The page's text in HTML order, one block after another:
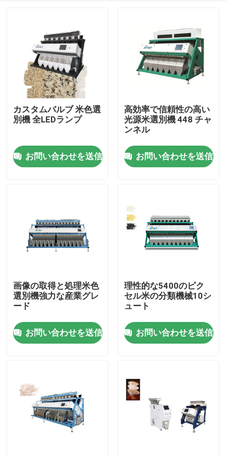
ホーム
接触
米色の選別機
穀物色の選別機
カシュー色の選別機
ピーナツ色の選別機
カスタムバルブ 米色選
別機 全LEDランプ
お問い合わせを送信
高効率で信頼性の高い
光源米選別機 448 チャ
ンネル
お問い合わせを送信
画像の取得と処理米色
選別機強力な産業グレ
ード
お問い合わせを送信
理性的な5400のピク
セル米の分類機械10シ
ュート
お問い合わせを送信